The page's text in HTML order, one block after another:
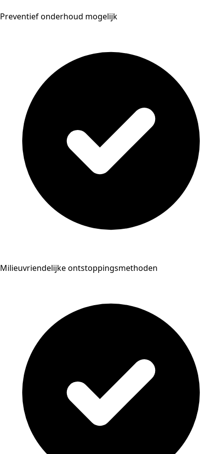
Preventief onderhoud mogelijk
Milieuvriendelijke ontstoppingsmethoden